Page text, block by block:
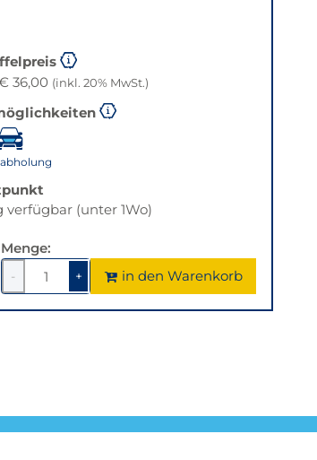
36,00 (inkl. 20% MwSt.)
verfügbar (unter 1Wo)
Menge:
-
1
um
1
+
1
um
1
in den Warenkorb